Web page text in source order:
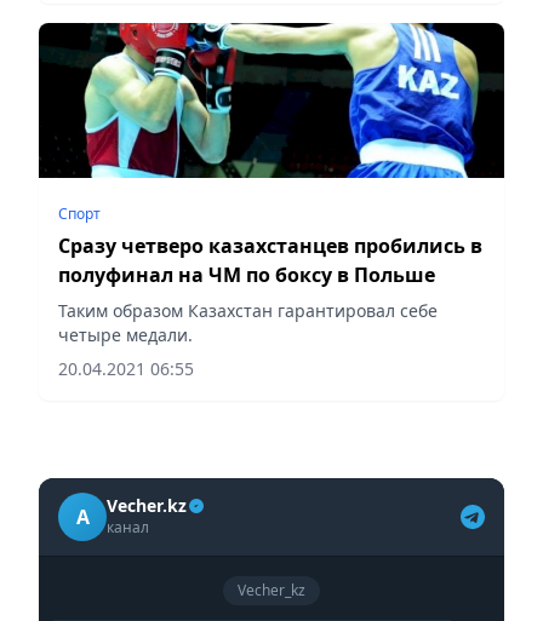
Спорт
Сразу четверо казахстанцев пробились в
полуфинал на ЧМ по боксу в Польше
Таким образом Казахстан гарантировал себе
четыре медали.
20.04.2021 06:55
A Vecher.kz
канал
Vecher_kz